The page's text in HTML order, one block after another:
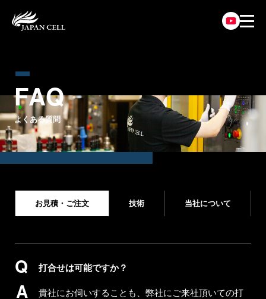
FAQ
よくある質問
お見積・ご注文 技術 当社について
打合せは可能ですか？
貴社にお伺いすることも、弊社にご来社頂いての打